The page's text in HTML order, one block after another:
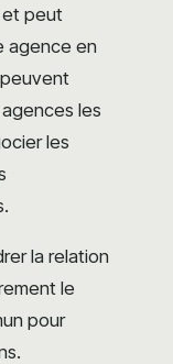
et peut
agence en
les
les
la relation
le
pour